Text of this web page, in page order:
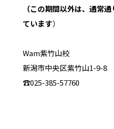
（この期間以外は、通常
ています）
Wam紫竹山校
新潟市中央区紫竹山1-9-8
☎025-385-57760